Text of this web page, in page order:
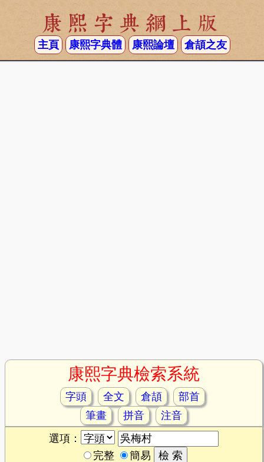
康熙字典網上版
主頁 康熙字典體 康熙論壇 倉頡之友
康熙字典檢索系統
字頭 全文 倉頡
部首
筆畫
拼音
注音
選項：
完整
簡易